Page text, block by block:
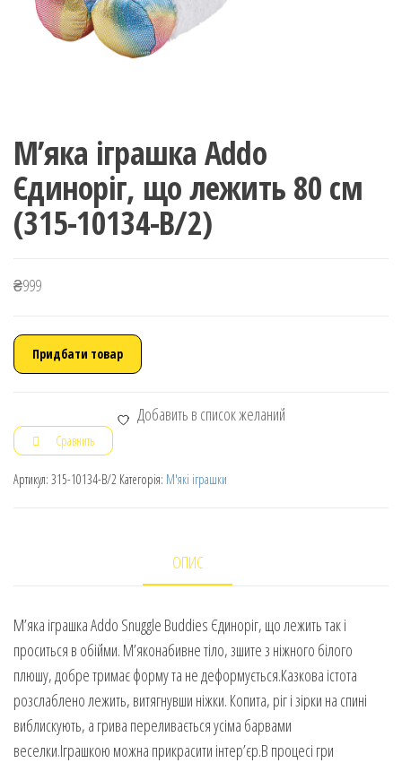
М’яка іграшка Addo
Єдиноріг, що лежить 80 см
(315-10134-B/2)
₴999
Придбати товар
Добавить в список желаний
Сравнить
Артикул: 315-10134-B/2 Категорія: М'які іграшки
ОПИС
М’яка іграшка Addo Snuggle Buddies Єдиноріг, що лежить так і
проситься в обійми. М’яконабивне тіло, зшите з ніжного білого
плюшу, добре тримає форму та не деформується.Казкова істота
розслаблено лежить, витягнувши ніжки. Копита, ріг і зірки на спині
виблискують, а грива переливається усіма барвами
веселки.Іграшкою можна прикрасити інтер’єр.В процесі гри